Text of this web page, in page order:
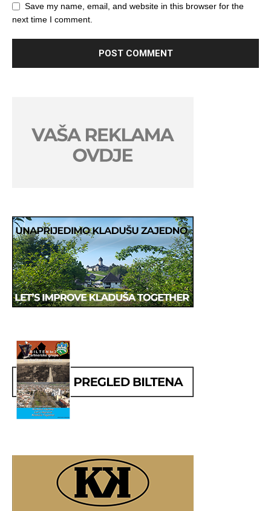
Save my name, email, and website in this browser for the
next time I comment.